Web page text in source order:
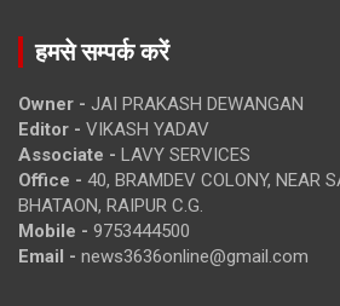
हमसे सम्पर्क करें
Owner - JAI PRAKASH DEWANGAN
Editor - VIKASH YADAV
Associate - LAVY SERVICES
Office - 40, BRAMDEV COLONY, NEAR
BHATAON, RAIPUR C.G.
Mobile - 9753444500
Email - news3636online@gmail.com